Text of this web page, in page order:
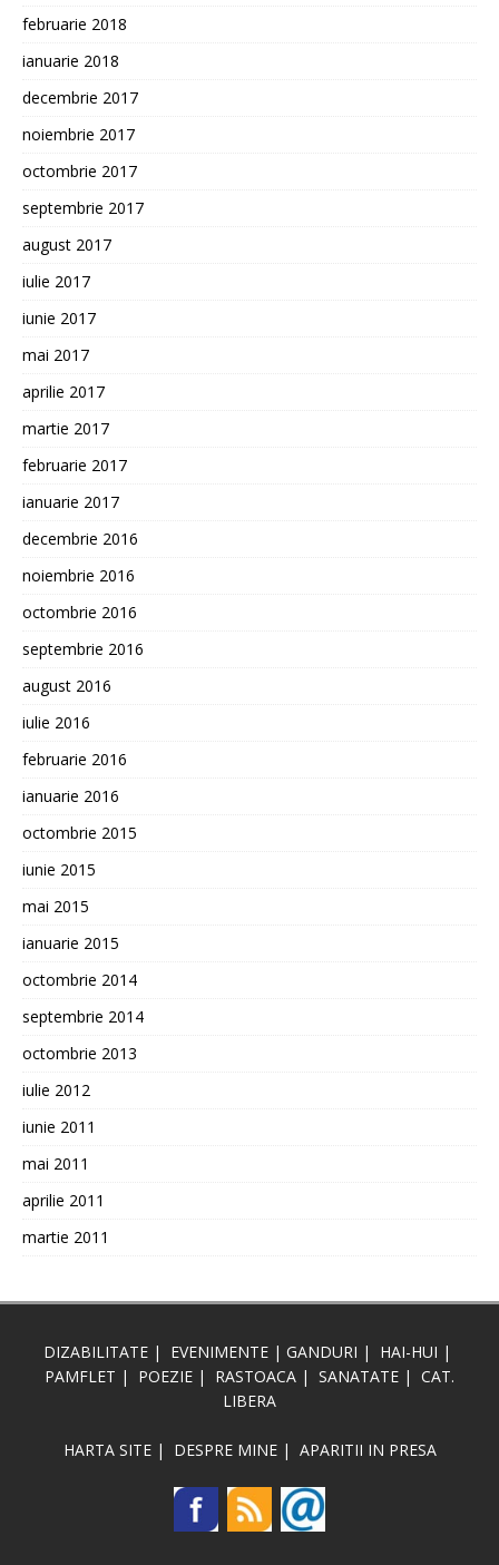
februarie 2018
ianuarie 2018
decembrie 2017
noiembrie 2017
octombrie 2017
septembrie 2017
august 2017
iulie 2017
iunie 2017
mai 2017
aprilie 2017
martie 2017
februarie 2017
ianuarie 2017
decembrie 2016
noiembrie 2016
octombrie 2016
septembrie 2016
august 2016
iulie 2016
februarie 2016
ianuarie 2016
octombrie 2015
iunie 2015
mai 2015
ianuarie 2015
octombrie 2014
septembrie 2014
octombrie 2013
iulie 2012
iunie 2011
mai 2011
aprilie 2011
martie 2011
DIZABILITATE | EVENIMENTE | GANDURI | HAI-HUI |
PAMFLET | POEZIE | RASTOACA | SANATATE | CAT.
LIBERA
HARTA SITE| DESPRE MINE| APARITII IN PRESA